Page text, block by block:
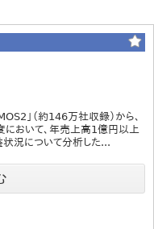
」（約146万社収録）から、
おいて、年売上高1億円以上
況について分析した...